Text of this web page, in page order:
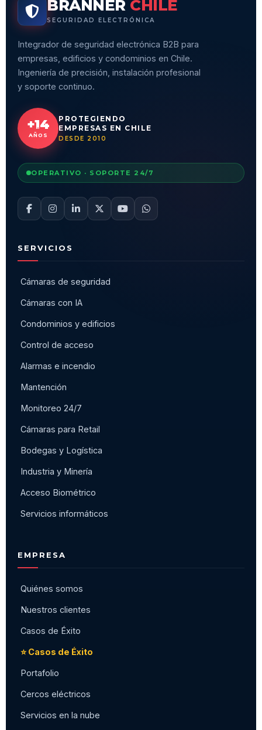
BRANNER CHILE
SEGURIDAD ELECTRÓNICA
Integrador de seguridad electrónica B2B para
empresas, edificios y condominios en Chile.
Ingeniería de precisión, instalación profesional
y soporte continuo.
+14
AÑOS
PROTEGIENDO
EMPRESAS EN CHILE
DESDE 2010
OPERATIVO · SOPORTE 24/7
SERVICIOS
Cámaras de seguridad
Cámaras con IA
Condominios y edificios
Control de acceso
Alarmas e incendio
Mantención
Monitoreo 24/7
Cámaras para Retail
Bodegas y Logística
Industria y Minería
Acceso Biométrico
Servicios informáticos
EMPRESA
Quiénes somos
Nuestros clientes
Casos de Éxito
⭐ Casos de Éxito
Portafolio
Cercos eléctricos
Servicios en la nube